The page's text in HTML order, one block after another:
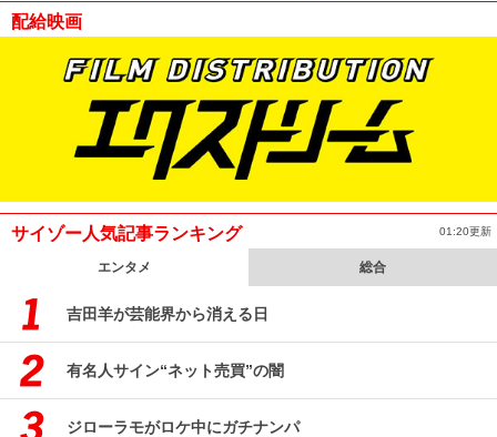
配給映画
サイゾー人気記事ランキング 01:20更新
エンタメ 総合
吉田羊が芸能界から消える日
有名人サイン“ネット売買”の闇
ジローラモがロケ中にガチナンパ